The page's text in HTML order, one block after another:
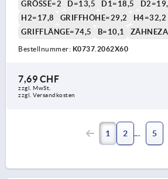
GRÖSSE=2
D=13,5 D1=18,5
H2=17,8
GRIFFHÖHE=29,2 H4=32,2
GRIFFLÄNGE=74,5
B=10,1
Bestellnummer: K0737.2062X60
7,69 CHF
zzgl. MwSt.
zzgl. Versandkosten
1 2 5